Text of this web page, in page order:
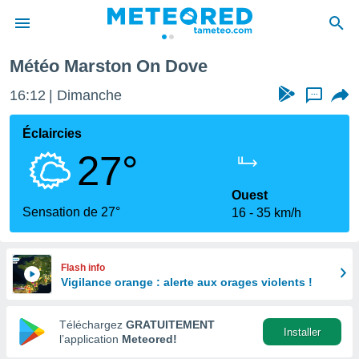
de
Météo Marston On Dove
16:12 Dimanche ...
Éclaircies
27°
Sensation de 27°
Ouest
16
35 km/h
Flash info
Vigilance orange : alerte aux orages violents !
Téléchargez GRATUITEMENT
l’application Meteored!
Installer